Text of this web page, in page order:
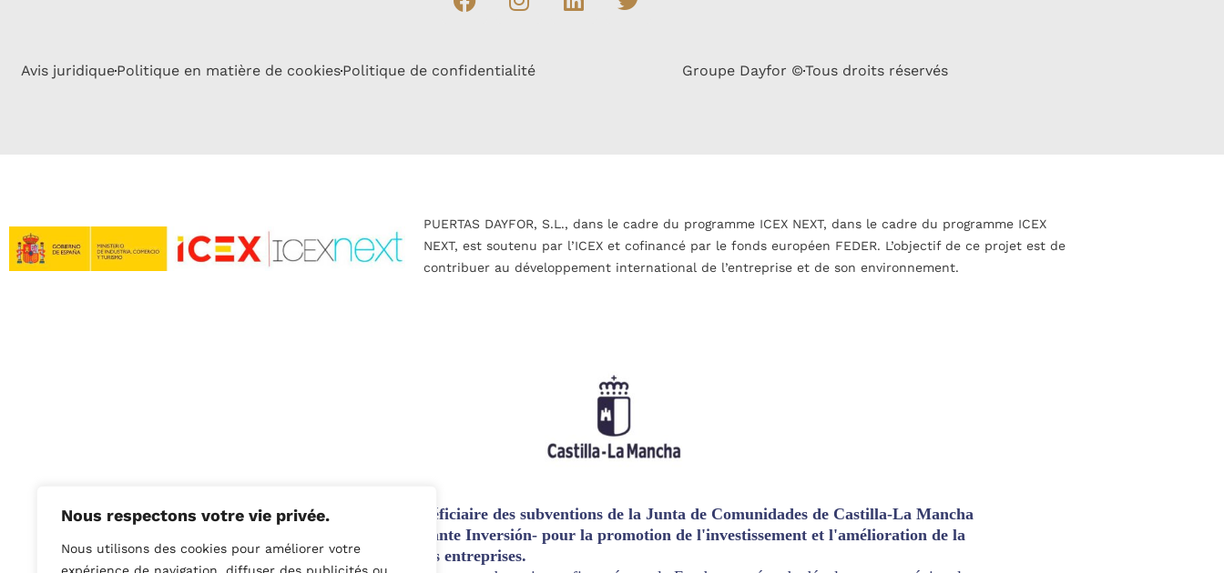
Nous respectons votre vie privée.
Nous utilisons des cookies pour améliorer votre
Avis juridiquePolitique en matière de cookiesPolitique de confidentialité Groupe Dayfor ©Tous droits réservés
PUERTAS DAYFOR, S.L., dans le cadre du programme ICEX NEXT, dans le cadre du programme ICEX
NEXT, est soutenu par l’ICEX et cofinancé par le fonds européen FEDER. L’objectif de ce projet est de
contribuer au développement international de l’entreprise et de son environnement.
Entreprise bénéficiaire des subventions de la Junta de Comunidades de Castilla-La Mancha
: Ayudas -Adelante Inversión- pour la promotion de l'investissement et l'amélioration de la
productivité des entreprises.